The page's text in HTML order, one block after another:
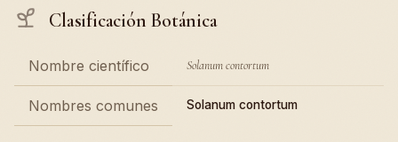
Clasificación Botánica
Nombre científico Solanum contortum
Nombres comunes Solanum contortum